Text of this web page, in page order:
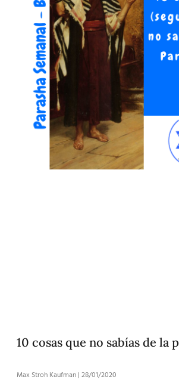
10 cosas que no sabías de la
Max Stroh Kaufman 28/01/2020